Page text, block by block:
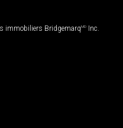
immobiliers BridgemarqMD Inc.